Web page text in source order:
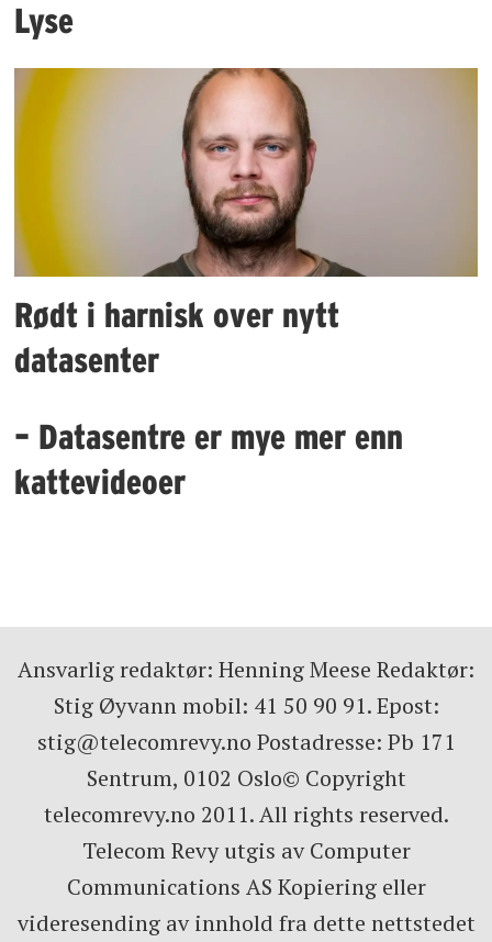
Lyse
Rødt i harnisk over nytt
datasenter
– Datasentre er mye mer enn
kattevideoer
Ansvarlig redaktør: Henning Meese Redaktør:
Stig Øyvann mobil: 41 50 90 91. Epost:
stig@telecomrevy.no Postadresse: Pb 171
Sentrum, 0102 Oslo© Copyright
telecomrevy.no 2011. All rights reserved.
Telecom Revy utgis av Computer
Communications AS Kopiering eller
videresending av innhold fra dette nettstedet